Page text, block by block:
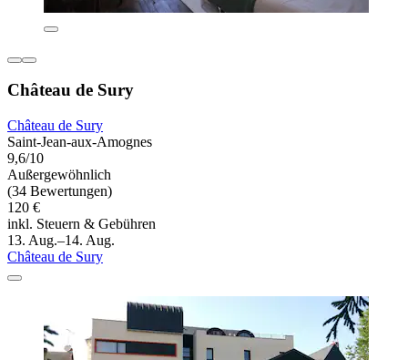
Château de Sury
Château de Sury
Saint-Jean-aux-Amognes
9,6/10
Außergewöhnlich
(34 Bewertungen)
120 €
inkl. Steuern & Gebühren
13. Aug.–14. Aug.
Château de Sury